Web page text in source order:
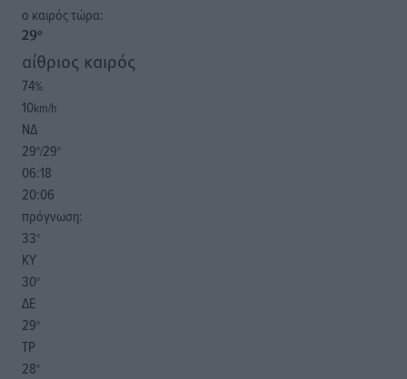
o καιρός τώρα:
29°
αίθριος καιρός
74%
10km/h
ΝΔ
29°/29°
06:18
20:06
πρόγνωση:
33°
ΚΥ
30°
ΔΕ
29°
ΤΡ
28°